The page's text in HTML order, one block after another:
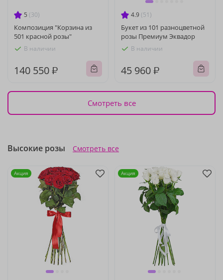
5 (30)
Композиция "Корзина из
501 красной розы"
В наличии
140 550 ₽
4.9 (51)
Букет из 101 разноцветной
розы Премиум Эквадор
В наличии
45 960 ₽
Смотреть все
Высокие розы Смотреть все
Акция Акция